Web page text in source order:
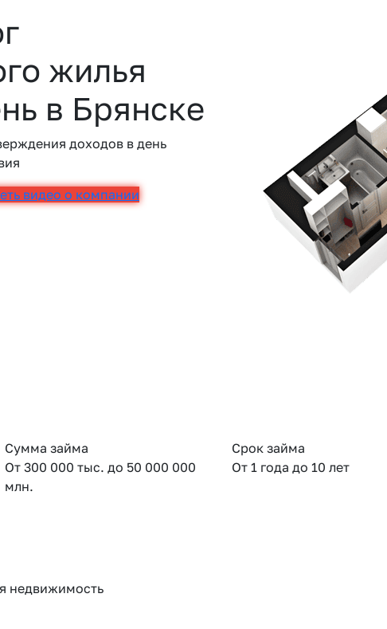
жилья
в Брянске
доходов в день
видео о компании
Сумма займа
От 300 000 тыс. до 50 000 000
млн.
Срок займа
От 1 года до 10 лет
недвижимость